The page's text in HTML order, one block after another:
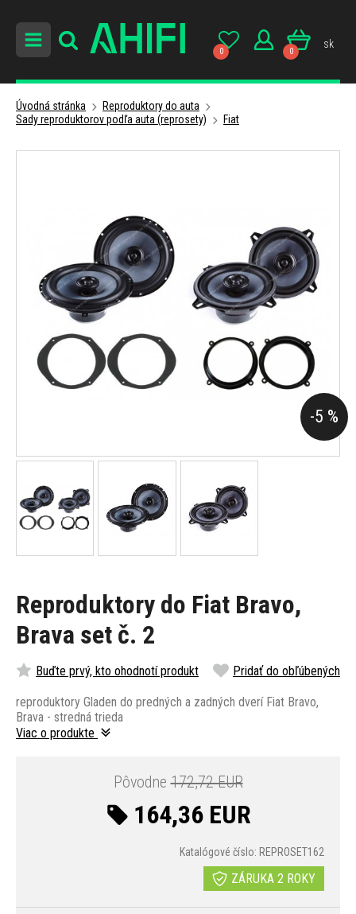
0 0
sk
Úvodná stránka
Reproduktory do auta
Sady reproduktorov podľa auta (reprosety)
Fiat
Reproduktory do Fiat Bravo,
Brava set č. 2
Buďte prvý, kto ohodnotí produkt Pridať do obľúbených
reproduktory Gladen do predných a zadných dverí Fiat Bravo,
Brava - stredná trieda
Viac o produkte
Pôvodne172,72 EUR
164,36 EUR
Katalógové číslo: REPROSET162
ZÁRUKA 2 ROKY
-5 %